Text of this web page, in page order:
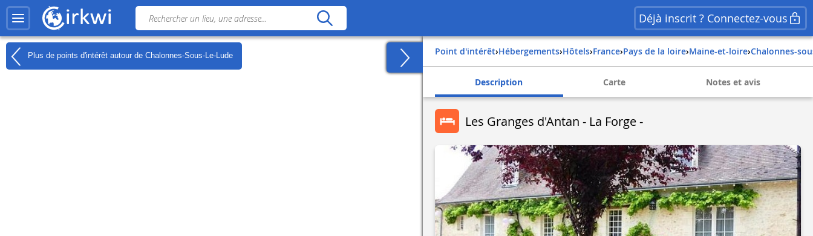
Déjà inscrit ? Connectez-vous
Plus de points d'intérêt autour de Chalonnes-Sous-Le-Lude Point d'intérêt› Hébergements› Hôtels› france› pays de la loire› maine-et-loire› chalonnes-
Description Carte Notes et avis
Les Granges d'Antan - La Forge -